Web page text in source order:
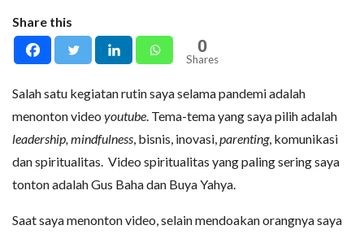
Share this
0
Shares
Salah satu kegiatan rutin saya selama pandemi adalah
menonton video youtube. Tema-tema yang saya pilih adalah
leadership, mindfulness, bisnis, inovasi,parenting, komunikasi
dan spiritualitas. Video spiritualitas yang paling sering saya
tonton adalah Gus Baha dan Buya Yahya.
Saat saya menonton video, selain mendoakan orangnya saya